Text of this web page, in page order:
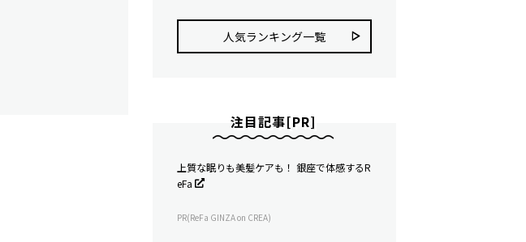
人気ランキング⼀覧
注目記事[PR]
上質な眠りも美髪ケアも！ 銀座で体感するR
eFa
PR(ReFa GINZA on CREA)